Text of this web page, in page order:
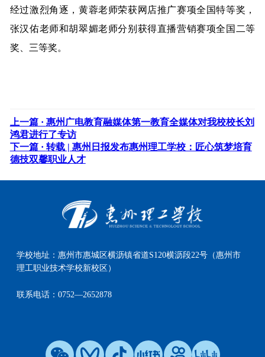
经过激烈角逐，黄蓉老师荣获网店推广赛项全国特等奖，
张汉佑老师和胡翠媚老师分别获得直播营销赛项全国二等
奖、三等奖。
上一篇 · 惠州广电教育融媒体第一教育全媒体对我校校长刘
鸿君进行了专访
下一篇 · 转载 | 惠州日报发布惠州理工学校：匠心筑梦培育
德技双馨职业人才
学校地址：惠州市惠城区横沥镇省道S120横沥段22号（惠州市
理工职业技术学校新校区）
联系电话：0752—2652878